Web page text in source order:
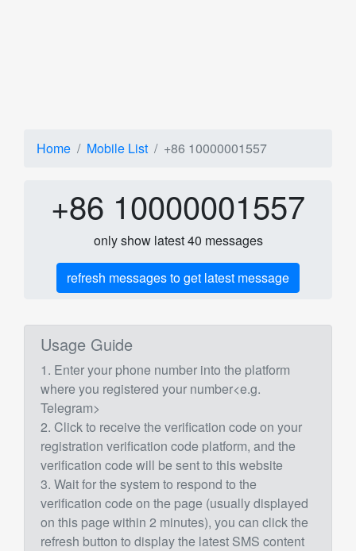
Home Mobile List +86 10000001557
+86 10000001557
only show latest 40 messages
refresh messages to get latest message
Usage Guide
1. Enter your phone number into the platform
where you registered your number<e.g.
Telegram>
2. Click to receive the verification code on your
registration verification code platform, and the
verification code will be sent to this website
3. Wait for the system to respond to the
verification code on the page (usually displayed
on this page within 2 minutes), you can click the
refresh button to display the latest SMS content